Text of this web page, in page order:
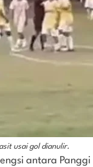
usai gol dianulir.
antara